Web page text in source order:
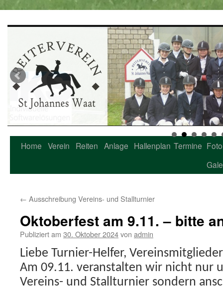
Zum
Home Verein Reiten Anlage Hallenplan Termine
← Ausschreibung Vereins- und Stallturnier
Oktoberfest am 9.11. – bitte
Publiziert am 30. Oktober 2024von admin
Liebe Turnier-Helfer,
Am 09.11. veranstalten wir nicht nur
Vereins- und Stallturnier sondern